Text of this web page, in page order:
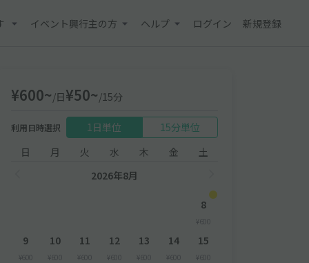
イベント興行主の方 ヘルプ ログイン 新規登録
¥600~/日¥50~/15分
利用日時選択 1日単位
15分単位
日
月 火 水 木 金
土
2026年8月
8
¥600
9
¥600
10
¥600
11
¥600
12
¥600
13
¥600
14
¥600
15
¥600